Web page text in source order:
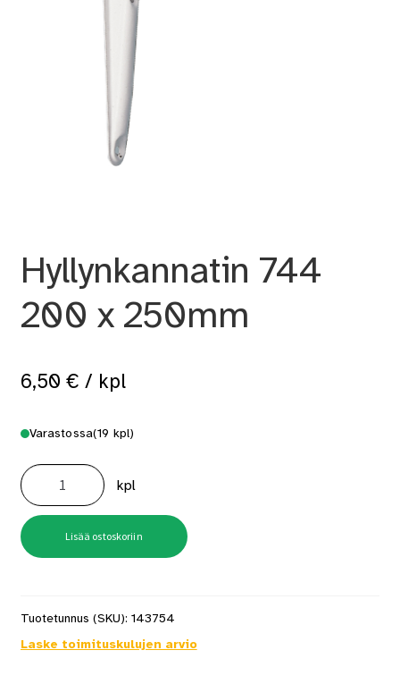
Hyllynkannatin 744
200 x 250mm
6,50 € / kpl
Varastossa(19 kpl)
Hyllynkannatin
744
200
x
250mm
määrä
kpl
Lisää ostoskoriin
Tuotetunnus (SKU): 143754
Laske toimituskulujen arvio